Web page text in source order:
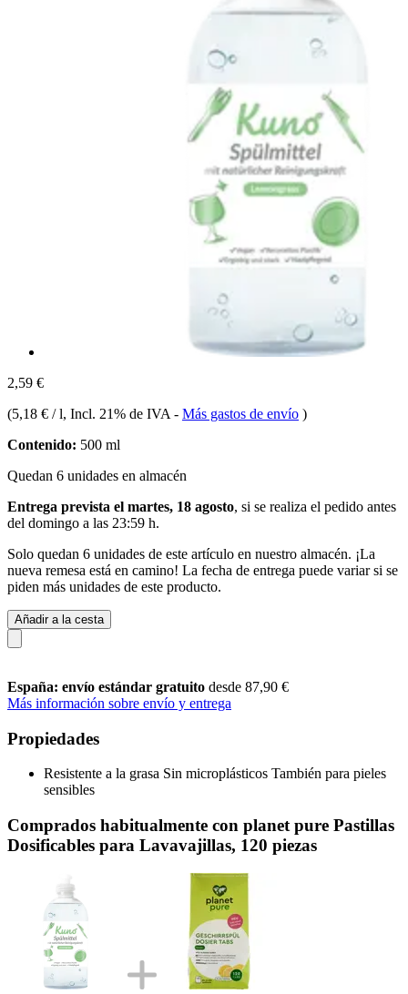
2,59 €
(5,18 € / l, Incl. 21% de IVA - Más gastos de envío )
Contenido: 500 ml
Quedan 6 unidades en almacén
Entrega prevista el martes, 18 agosto, si se realiza el pedido antes
del domingo a las 23:59 h.
Solo quedan 6 unidades de este artículo en nuestro almacén. ¡La
nueva remesa está en camino! La fecha de entrega puede variar si se
piden más unidades de este producto.
Añadir a la cesta
España: envío estándar gratuito desde 87,90 €
Más información sobre envío y entrega
Propiedades
Resistente a la grasa Sin microplásticos También para pieles
sensibles
Comprados habitualmente con planet pure Pastillas
Dosificables para Lavavajillas, 120 piezas